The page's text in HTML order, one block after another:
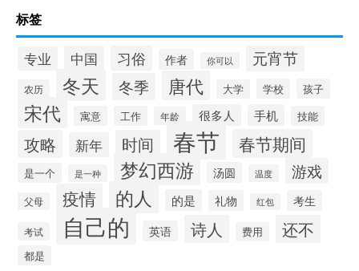
标签
专业 中国 习俗 作者 你可以 元宵节
农历 冬天 冬季 唐代 大学 学校 孩子
宋代 寓意 工作 年龄 很多人 手机 技能
攻略 新年 时间 春节 春节期间
是一个 是一种 梦幻西游 汤圆 温度 游戏
父母 疫情 的人 的是 礼物 红包 考生
考试 自己的 英语 诗人 费用 还不
都是